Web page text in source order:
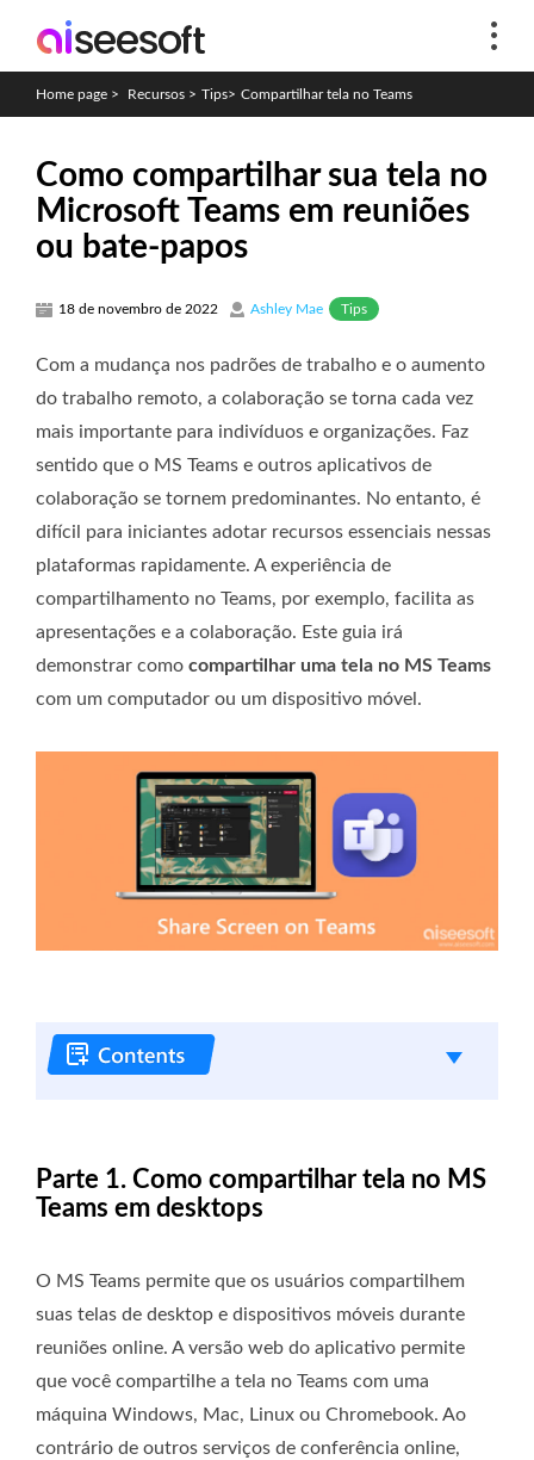
Home page > Recursos > Tips> Compartilhar tela no Teams
Como compartilhar sua tela no
Microsoft Teams em reuniões
ou bate-papos
18 de novembro de 2022 Ashley Mae Tips
Com a mudança nos padrões de trabalho e o aumento
do trabalho remoto, a colaboração se torna cada vez
mais importante para indivíduos e organizações. Faz
sentido que o MS Teams e outros aplicativos de
colaboração se tornem predominantes. No entanto, é
difícil para iniciantes adotar recursos essenciais nessas
plataformas rapidamente. A experiência de
compartilhamento no Teams, por exemplo, facilita as
apresentações e a colaboração. Este guia irá
demonstrar como compartilhar uma tela no MS Teams
com um computador ou um dispositivo móvel.
Parte 1. Como compartilhar tela no MS
Teams em desktops
O MS Teams permite que os usuários compartilhem
suas telas de desktop e dispositivos móveis durante
reuniões online. A versão web do aplicativo permite
que você compartilhe a tela no Teams com uma
máquina Windows, Mac, Linux ou Chromebook. Ao
contrário de outros serviços de conferência online,